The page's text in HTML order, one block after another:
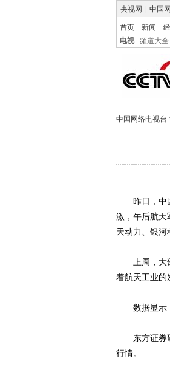
央视网 中国
首页 新闻
电视
频道大全
中国网络电视台
昨日，中国
激，午后航天
天动力、银河
上周，大部
着航天工业的
数据显示，
东方证券研
行情。